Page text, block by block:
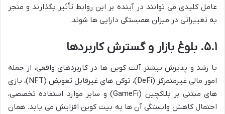
عامل کلیدی می توانند در آینده بر این روابط تأثیر بگذارند و منجر
به تغییراتی در میزان همبستگی دارایی ها شوند.
۵.۱. بلوغ بازار و گسترش کاربردها
با رشد و پذیرش بیشتر آلت کوین ها در کاربردهای واقعی، از جمله
امور مالی غیرمتمرکز (DeFi)، توکن های غیرقابل تعویض (NFT)، بازی
های مبتنی بر بلاکچین (GameFi) و سایر موارد استفاده تخصصی،
احتمال کاهش وابستگی آن ها به بیت کوین افزایش می یابد. همان